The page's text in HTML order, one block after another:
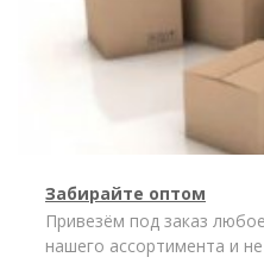
Забирайте оптом
Привезём под заказ
нашего ассортимента и